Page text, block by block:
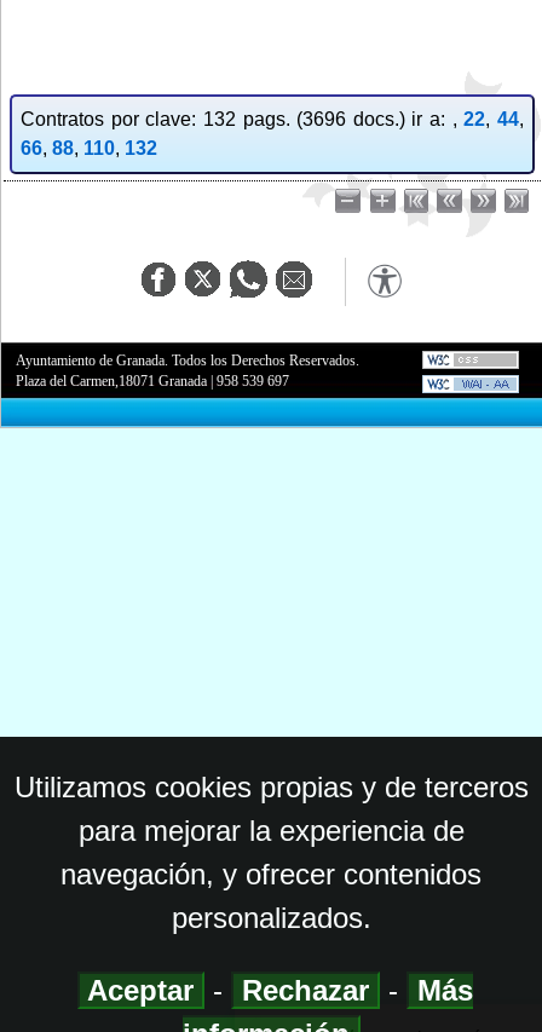
Contratos por clave: 132 pags. (3696 docs.) ir a: ,22,44,
66, 88, 110, 132
Ayuntamiento de Granada. Todos los Derechos Reservados.
Plaza del Carmen,18071 Granada |958 539 697
Utilizamos cookies propias y de terceros
para mejorar la experiencia de
navegación, y ofrecer contenidos
personalizados.
Aceptar - Rechazar -
Más